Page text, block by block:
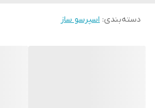
دسته‌بندی: اسپرسو ساز